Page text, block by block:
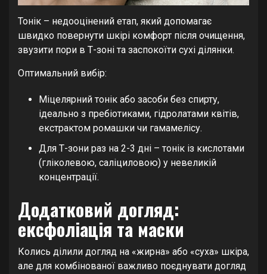
Тонік – недооцінений етап, який допомагає
швидко повернути шкірі комфорт після очищення,
звузити пори в Т-зоні та заспокоїти сухі ділянки.
Оптимальний вибір:
Міцелярний тонік або засоби без спирту,
ідеально з пребіотиками, гідролатами квітів,
екстрактом ромашки чи гамамелісу.
Для Т-зони раз на 2-3 дні – тонік із кислотами
(гліколевою, саліциловою) у невеликій
концентрації.
Додатковий догляд:
ексфоліація та маски
Колись ділили догляд на «жирна» або «суха» шкіра,
але для комбінованої важливо поєднувати догляд